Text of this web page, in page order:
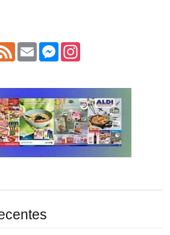
Feed Email Messenger